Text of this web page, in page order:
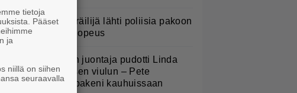
2. Moottoripyöräilijä lähti poliisia pakoon
– huima ylinopeus
Tv-ohjelman juontaja pudotti Linda
Lampeniuksen viulun – Pete
Parkkonen pakeni kauhuissaan
tietoja
Pääset
ja
niillä on siihen
seuraavalla